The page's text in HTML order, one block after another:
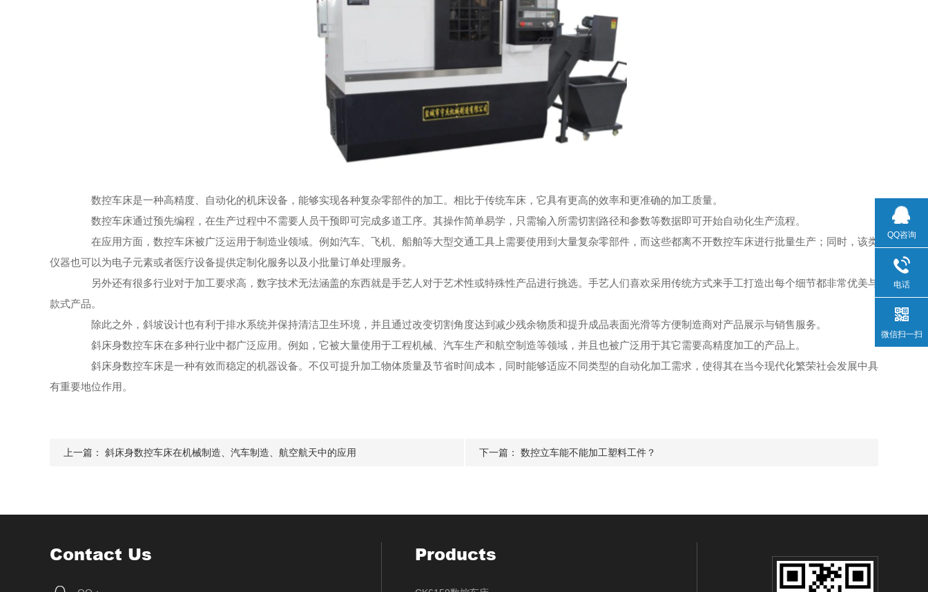
数控车床是一种高精度、自动化的机床设备，能够实现各种复杂零部件的加工。相比于传统车床，它具有更高的效率和更准确的加工质量。
数控车床通过预先编程，在生产过程中不需要人员干预即可完成多道工序。其操作简单易学，只需输入所需切割路径和参数等数据即可开始自动化生产流程。
在应用方面，数控车床被广泛运用于制造业领域。例如汽车、飞机、船舶等大型交通工具上需要使用到大量复杂零部件，而这些都离不开数控车床进行批量生产；同时，该类
仪器也可以为电子元素或者医疗设备提供定制化服务以及小批量订单处理服务。
另外还有很多行业对于加工要求高，数字技术无法涵盖的东西就是手艺人对于艺术性或特殊性产品进行挑选。手艺人们喜欢采用传统方式来手工打造出每个细节都非常优美与
款式产品。
除此之外，斜坡设计也有利于排水系统并保持清洁卫生环境，并且通过改变切割角度达到减少残余物质和提升成品表面光滑等方便制造商对产品展示与销售服务。
斜床身数控车床在多种行业中都广泛应用。例如，它被大量使用于工程机械、汽车生产和航空制造等领域，并且也被广泛用于其它需要高精度加工的产品上。
斜床身数控车床是一种有效而稳定的机器设备。不仅可提升加工物体质量及节省时间成本，同时能够适应不同类型的自动化加工需求，使得其在当今现代化繁荣社会发展中具
有重要地位作用。
上一篇： 斜床身数控车床在机械制造、汽车制造、航空航天中的应用 下一篇： 数控立车能不能加工塑料工件？
Contact Us Products
QQ咨询
电话
微信扫一扫